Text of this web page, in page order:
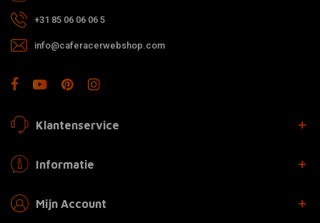
+31 85 06 06 06 5
info@caferacerwebshop.com
Klantenservice
Informatie
Mijn Account